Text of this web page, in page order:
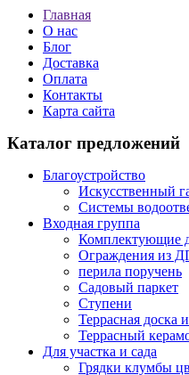
Главная
О нас
Блог
Доставка
Оплата
Контакты
Карта сайта
Каталог предложений
Благоустройство
Искусственный
Системы
Входная группа
Комплектующие
Ограждения из
перила поручень
Садовый паркет
Ступени
Террасная доска
Террасный
Для участка и сада
Грядки клумбы